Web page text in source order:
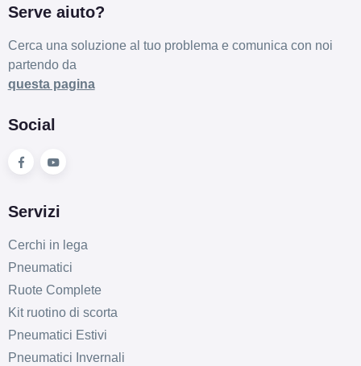
Serve aiuto?
Cerca una soluzione al tuo problema e comunica con noi
partendo da
questa pagina
Social
Servizi
Cerchi in lega
Pneumatici
Ruote Complete
Kit ruotino di scorta
Pneumatici Estivi
Pneumatici Invernali